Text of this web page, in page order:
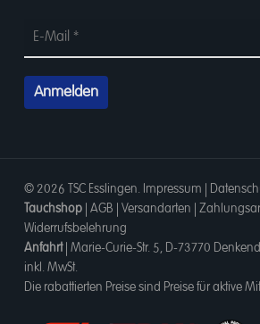
© 2026 TSC Esslingen. Impressum
Tauchshop| AGB Versandarten
Widerrufsbelehrung
Anfahrt| Marie-Curie-Str. 5, D-73770
inkl. MwSt.
Die rabattierten Preise sind Preise für aktive